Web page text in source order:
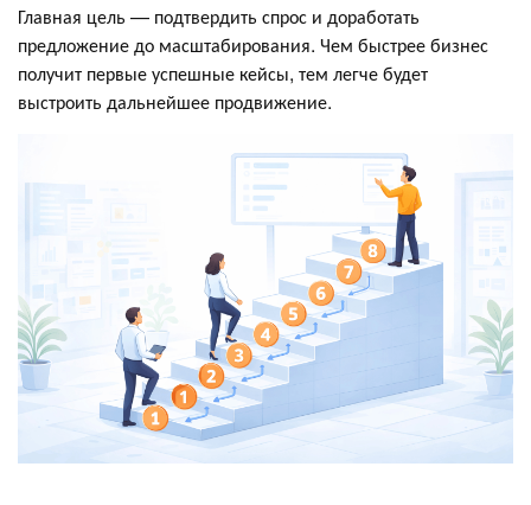
Главная цель — подтвердить спрос и доработать
предложение до масштабирования. Чем быстрее бизнес
получит первые успешные кейсы, тем легче будет
выстроить дальнейшее продвижение.